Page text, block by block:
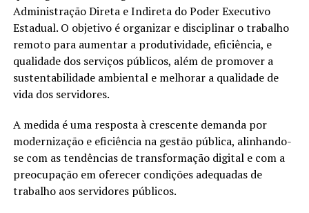
Administração Direta e Indireta do Poder Executivo
Estadual. O objetivo é organizar e disciplinar o trabalho
remoto para aumentar a produtividade, eficiência, e
qualidade dos serviços públicos, além de promover a
sustentabilidade ambiental e melhorar a qualidade de
vida dos servidores.
A medida é uma resposta à crescente demanda por
modernização e eficiência na gestão pública, alinhando-
se com as tendências de transformação digital e com a
preocupação em oferecer condições adequadas de
trabalho aos servidores públicos.